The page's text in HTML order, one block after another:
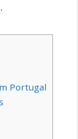
Portugal